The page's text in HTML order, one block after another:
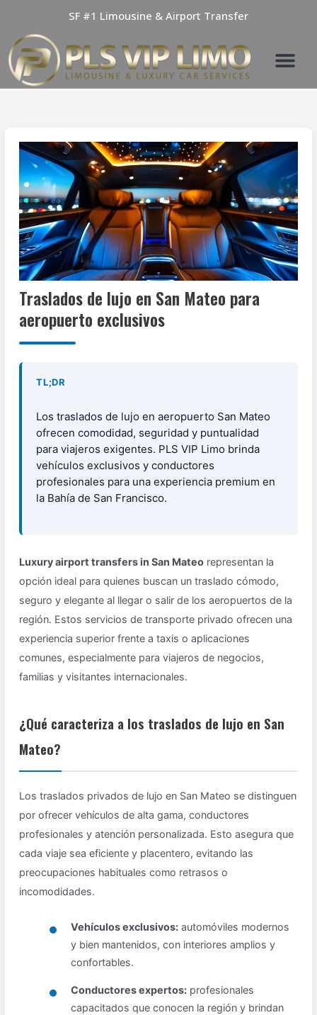
content
SF #1 Limousine & Airport Transfer
Traslados de lujo en San Mateo para
aeropuerto exclusivos
TL;DR
Los traslados de lujo en aeropuerto San Mateo
ofrecen comodidad, seguridad y puntualidad
para viajeros exigentes. PLS VIP Limo brinda
vehículos exclusivos y conductores
profesionales para una experiencia premium en
la Bahía de San Francisco.
Luxury airport transfers in San Mateo representan la
opción ideal para quienes buscan un traslado cómodo,
seguro y elegante al llegar o salir de los aeropuertos de la
región. Estos servicios de transporte privado ofrecen una
experiencia superior frente a taxis o aplicaciones
comunes, especialmente para viajeros de negocios,
familias y visitantes internacionales.
¿Qué caracteriza a los traslados de lujo en San
Mateo?
Los traslados privados de lujo en San Mateo se distinguen
por ofrecer vehículos de alta gama, conductores
profesionales y atención personalizada. Esto asegura que
cada viaje sea eficiente y placentero, evitando las
preocupaciones habituales como retrasos o
incomodidades.
Vehículos exclusivos: automóviles modernos
y bien mantenidos, con interiores amplios y
confortables.
Conductores expertos: profesionales
capacitados que conocen la región y brindan